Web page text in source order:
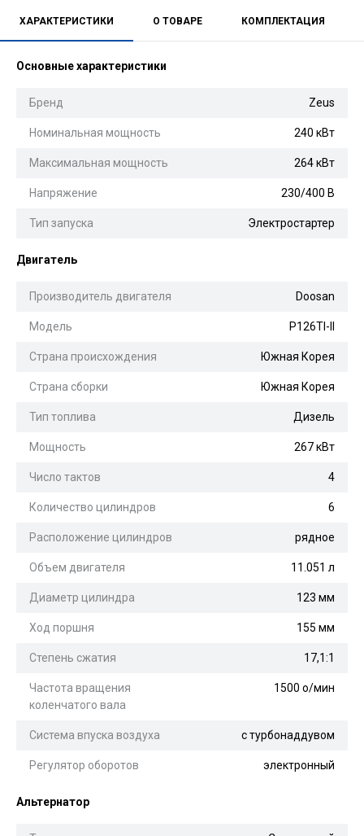
ХАРАКТЕРИСТИКИ О ТОВАРЕ КОМПЛЕКТАЦИЯ
Основные характеристики
Бренд Zeus
Номинальная мощность 240 кВт
Максимальная мощность 264 кВт
Напряжение 230/400 В
Тип запуска Электростартер
Двигатель
Производитель двигателя Doosan
Модель P126TI-II
Страна происхождения Южная Корея
Страна сборки Южная Корея
Тип топлива Дизель
Мощность 267 кВт
Число тактов 4
Количество цилиндров 6
Расположение цилиндров рядное
Объем двигателя 11.051 л
Диаметр цилиндра 123 мм
Ход поршня 155 мм
Степень сжатия 17,1:1
Частота вращения
коленчатого вала
1500 о/мин
Система впуска воздуха с турбонаддувом
Регулятор оборотов электронный
Альтернатор